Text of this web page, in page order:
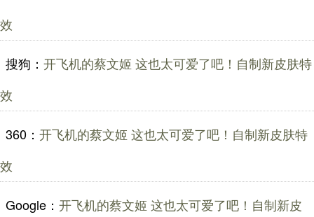
效
搜狗： 开飞机的蔡文姬 这也太可爱了吧！自制新皮肤特
效
360： 开飞机的蔡文姬 这也太可爱了吧！自制新皮肤特
效
Google： 开飞机的蔡文姬 这也太可爱了吧！自制新皮